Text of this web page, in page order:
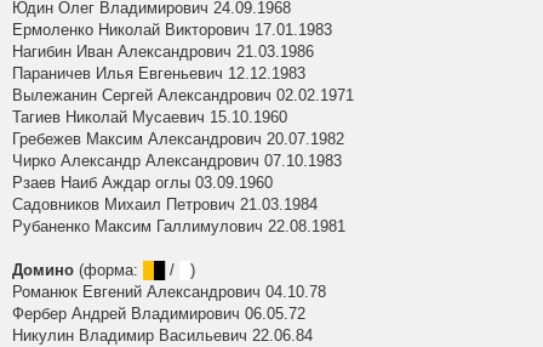
Юдин Олег Владимирович 24.09.1968
Ермоленко Николай Викторович 17.01.1983
Нагибин Иван Александрович 21.03.1986
Параничев Илья Евгеньевич 12.12.1983
Вылежанин Сергей Александрович 02.02.1971
Тагиев Николай Мусаевич 15.10.1960
Гребежев Максим Александрович 20.07.1982
Чирко Александр Александрович 07.10.1983
Рзаев Наиб Аждар оглы 03.09.1960
Садовников Михаил Петрович 21.03.1984
Рубаненко Максим Галлимулович 22.08.1981
Домино (форма: /
)
Романюк Евгений Александрович 04.10.78
Фербер Андрей Владимирович 06.05.72
Никулин Владимир Васильевич 22.06.84